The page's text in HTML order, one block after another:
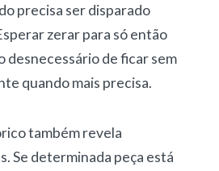
precisa ser disparado
zerar para só então
desnecessário de ficar sem
quando mais precisa.
também revela
Se determinada peça está